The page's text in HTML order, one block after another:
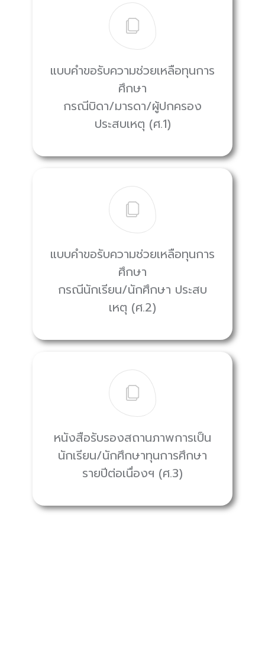
แบบคำขอรับความช่วยเหลือทุนการ
ศึกษา
กรณีบิดา/มารดา/ผู้ปกครอง
ประสบเหตุ (ศ.1)
แบบคำขอรับความช่วยเหลือทุนการ
ศึกษา
กรณีนักเรียน/นักศึกษา ประสบ
เหตุ (ศ.2)
หนังสือรับรองสถานภาพการเป็น
นักเรียน/นักศึกษาทุนการศึกษา
รายปีต่อเนื่องฯ (ศ.3)